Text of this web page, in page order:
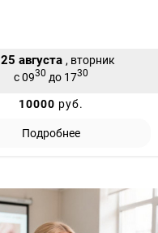
25 августа , вторник
с 0930 до 1730
10000 руб.
Подробнее